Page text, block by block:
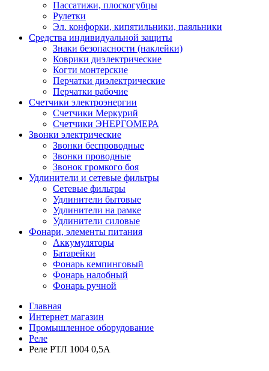
Пассатижи, плоскогубцы
Рулетки
Эл. конфорки, кипятильники, паяльники
Средства индивидуальной защиты
Знаки безопасности (наклейки)
Коврики диэлектрические
Когти монтерские
Перчатки диэлектрические
Перчатки рабочие
Счетчики электроэнергии
Счетчики Меркурий
Счетчики ЭНЕРГОМЕРА
Звонки электрические
Звонки беспроводные
Звонки проводные
Звонок громкого боя
Удлинители и сетевые фильтры
Сетевые фильтры
Удлинители бытовые
Удлинители на рамке
Удлинители силовые
Фонари, элементы питания
Аккумуляторы
Батарейки
Фонарь кемпинговый
Фонарь налобный
Фонарь ручной
Главная
Интернет магазин
Промышленное оборудование
Реле
Реле РТЛ 1004 0,5А